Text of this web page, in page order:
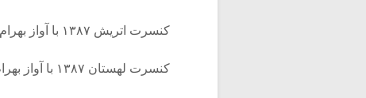
کنسرت اتریش ۱۳۸۷ با آواز بهرام سارنگ
کنسرت لهستان ۱۳۸۷ با آواز بهرام سارنگ